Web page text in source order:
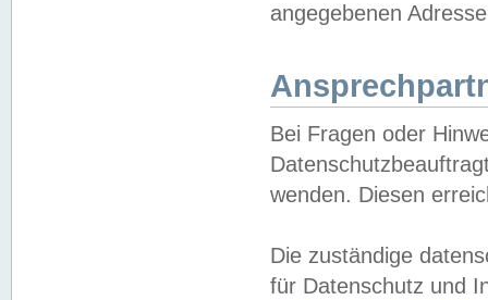
angegebenen
Bei Fragen oder
wenden. Diesen
Die zuständige
für Datenschutz und